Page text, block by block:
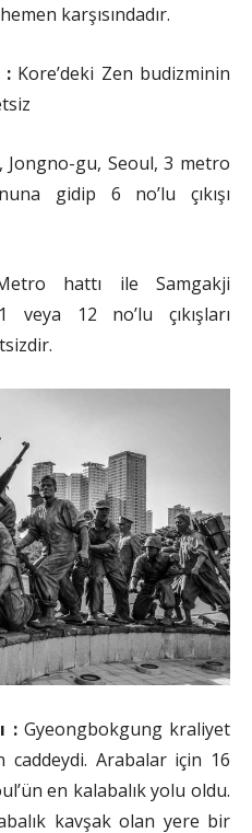
karşısındadır.
: Kore’deki Zen budizminin
Jongno-gu, Seoul, 3 metro
gidip 6 no’lu çıkışı
hattı ile Samgakji
12 no’lu çıkışları
:Gyeongbokgung kraliyet
caddeydi. Arabalar için 16
en kalabalık yolu oldu.
kavşak olan yere bir